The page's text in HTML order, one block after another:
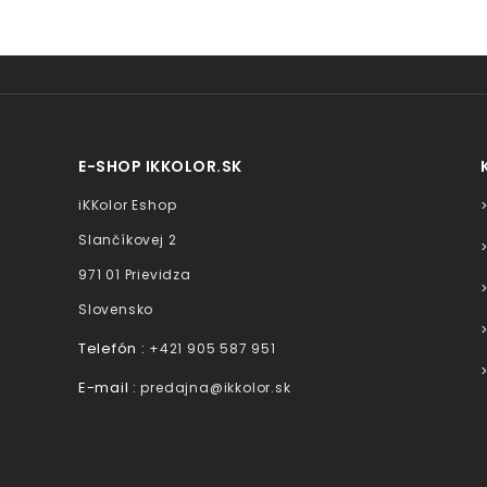
E-SHOP IKKOLOR.SK
iKKolor Eshop
Slančíkovej 2
971 01 Prievidza
Slovensko
Telefón : +421 905 587 951
E-mail :predajna@ikkolor.sk